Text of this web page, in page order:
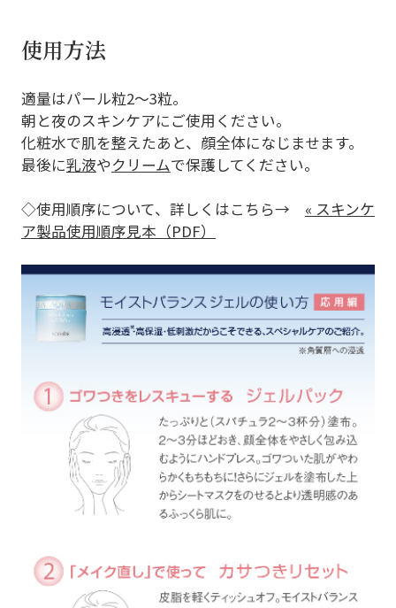
使用方法
適量はパール粒2～3粒。
朝と夜のスキンケアにご使用ください。
化粧水で肌を整えたあと、顔全体になじませます。
最後に乳液やクリームで保護してください。
◇使用順序について、詳しくはこちら→ « スキンケ
ア製品使用順序見本（PDF）